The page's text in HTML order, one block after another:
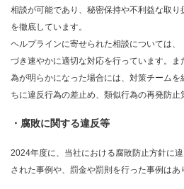
相談が可能であり、秘密保持や不利益な取
を徹底しています。
ヘルプラインに寄せられた相談については
づき速やかに適切な対応を行っています。
為が明らかになった場合には、対策チーム
ちに違反行為の差止め、類似行為の再発防止
・腐敗に関する違反等
2024年度に、当社における腐敗防止方針に
された事例や、罰金や罰則を行った事例はあ